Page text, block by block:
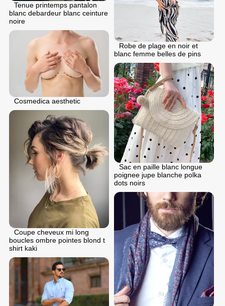
Tenue printemps pantalon
blanc debardeur blanc ceinture
noire
Robe de plage en noir et
blanc femme belles de pins
Cosmedica aesthetic
Sac en paille blanc longue
poignee jupe blanche polka
dots noirs
Coupe cheveux mi long
boucles ombre pointes blond t
shirt kaki